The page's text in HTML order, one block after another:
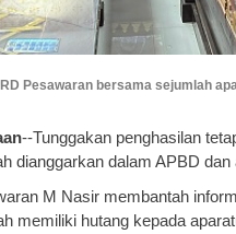
Pesawaran bersama sejumlah
--Tunggakan penghasilan
dianggarkan dalam APBD
M Nasir membantah
memiliki hutang kepada